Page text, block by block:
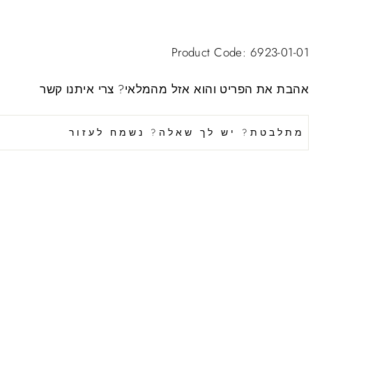
Product Code: 6923-01-01
אהבת את הפריט והוא אזל מהמלאי? צרי איתנו קשר
מתלבטת? יש לך שאלה? נשמח לעזור